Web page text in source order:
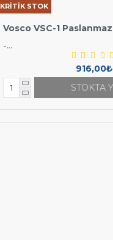
KRİTİK STOK
Vosco VSC-1
-...
916,00₺
STOKTA